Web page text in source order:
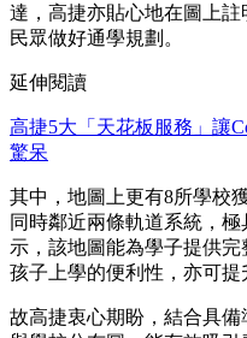
達，高捷亦貼心地在圖上
民眾做好通學規劃。
延伸閱讀
高捷5大「天花板服務」讓
驚呆
其中，地圖上更有8所學校
同時鄰近兩條軌道系統，
示，該地圖能為學子提供
孩子上學的便利性，亦可提
故高捷衷心期盼，結合具